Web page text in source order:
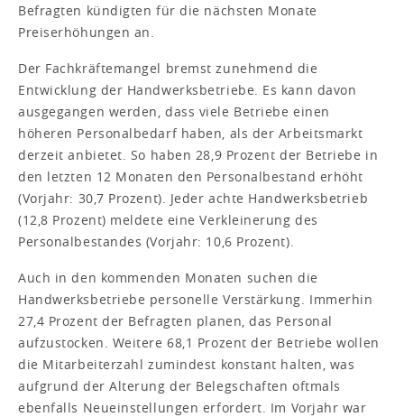
Befragten kündigten für die nächsten Monate
Preiserhöhungen an.
Der Fachkräftemangel bremst zunehmend die
Entwicklung der Handwerksbetriebe. Es kann davon
ausgegangen werden, dass viele Betriebe einen
höheren Personalbedarf haben, als der Arbeitsmarkt
derzeit anbietet. So haben 28,9 Prozent der Betriebe in
den letzten 12 Monaten den Personalbestand erhöht
(Vorjahr: 30,7 Prozent). Jeder achte Handwerksbetrieb
(12,8 Prozent) meldete eine Verkleinerung des
Personalbestandes (Vorjahr: 10,6 Prozent).
Auch in den kommenden Monaten suchen die
Handwerksbetriebe personelle Verstärkung. Immerhin
27,4 Prozent der Befragten planen, das Personal
aufzustocken. Weitere 68,1 Prozent der Betriebe wollen
die Mitarbeiterzahl zumindest konstant halten, was
aufgrund der Alterung der Belegschaften oftmals
ebenfalls Neueinstellungen erfordert. Im Vorjahr war